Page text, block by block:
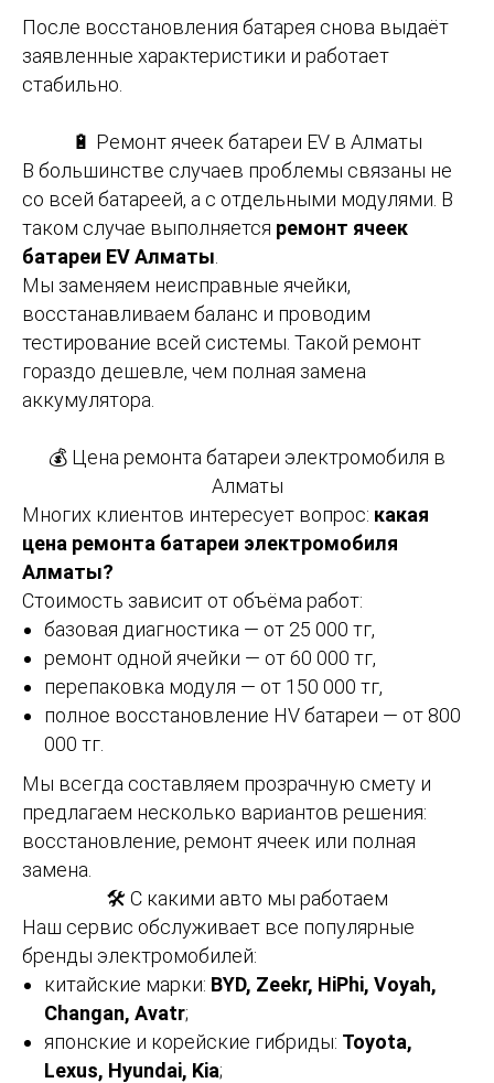
После восстановления батарея снова выдаёт
заявленные характеристики и работает
стабильно.
🔋 Ремонт ячеек батареи EV в Алматы
В большинстве случаев проблемы связаны не
со всей батареей, а с отдельными модулями. В
таком случае выполняется ремонт ячеек
батареи EV Алматы
Мы заменяем неисправные ячейки,
восстанавливаем баланс и проводим
тестирование всей системы. Такой ремонт
гораздо дешевле, чем полная замена
аккумулятора.
💰 Цена ремонта батареи электромобиля в
Алматы
Многих клиентов интересует вопрос: какая
цена ремонта батареи электромобиля
Алматы?
Стоимость зависит от объёма работ:
базовая диагностика — от 25 000 тг,
ремонт одной ячейки — от 60 000 тг,
перепаковка модуля — от 150 000 тг,
полное восстановление HV батареи — от 800
000 тг.
Мы всегда составляем прозрачную смету и
предлагаем несколько вариантов решения:
восстановление, ремонт ячеек или полная
замена.
🛠 С какими авто мы работаем
Наш сервис обслуживает все популярные
бренды электромобилей:
китайские марки: BYD, Zeekr, HiPhi, Voyah,
Changan, Avatr;
японские и корейские гибриды: Toyota,
Lexus, Hyundai, Kia;